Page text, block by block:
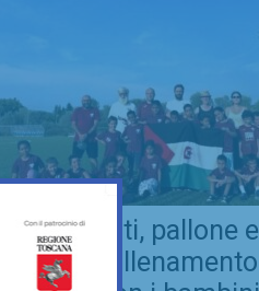
Real Chianti, pallone e
bellezza: allenamento